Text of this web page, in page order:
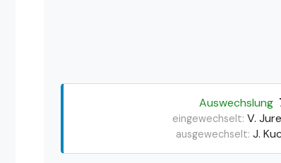
Auswechslung
eingewechselt: V.
ausgewechselt: J.